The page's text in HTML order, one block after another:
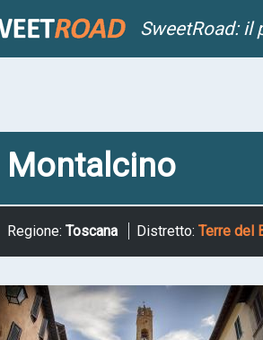
SweetRoad: il
Montalcino
Regione: Toscana Distretto: Terre del